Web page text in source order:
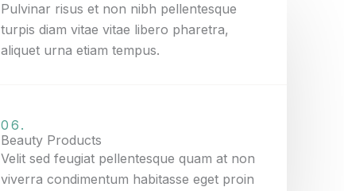
Pulvinar risus et non nibh pellentesque
turpis diam vitae vitae libero pharetra,
aliquet urna etiam tempus.
06.
Beauty Products
Velit sed feugiat pellentesque quam at non
viverra condimentum habitasse eget proin